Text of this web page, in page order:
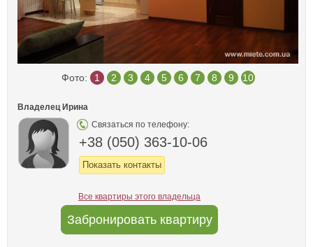
Фото: 1 2 3 4 5 6 7 8 9 10
Владелец Ирина
Связаться по телефону:
+38 (050) 363-10-06
Показать контакты
Все квартиры этого владельца
Забронировать квартиру